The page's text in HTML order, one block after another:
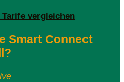
vergleichen
Smart Connect